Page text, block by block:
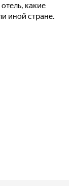
какие
иной стране.